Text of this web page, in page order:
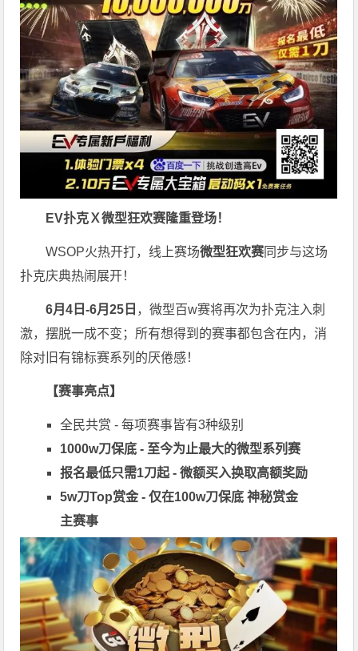
EV扑克Ｘ微型狂欢赛隆重登场！
WSOP火热开打，线上赛场微型狂欢赛同步与这场
扑克庆典热闹展开！
6月4日-6月25日 ，微型百w赛将再次为扑克注入刺
激，摆脱一成不变；所有想得到的赛事都包含在内，消
除对旧有锦标赛系列的厌倦感！
【赛事亮点】
全民共赏 - 每项赛事皆有3种级别
1000w刀保底 - 至今为止最大的微型系列赛
报名最低只需1刀起 - 微额买入换取高额奖励
5w刀Top赏金 - 仅在100w刀保底 神秘赏金
主赛事